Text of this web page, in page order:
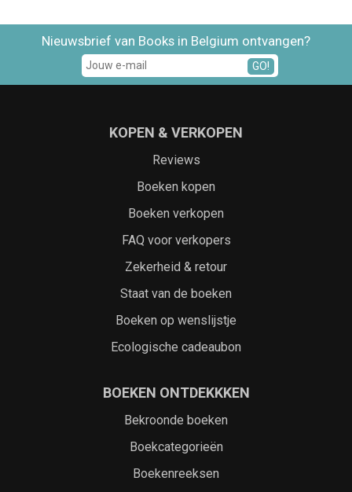
Nieuwsbrief van Books in Belgium ontvangen?
GO!
KOPEN & VERKOPEN
Reviews
Boeken kopen
Boeken verkopen
FAQ voor verkopers
Zekerheid & retour
Staat van de boeken
Boeken op wenslijstje
Ecologische cadeaubon
BOEKEN ONTDEKKKEN
Bekroonde boeken
Boekcategorieën
Boekenreeksen